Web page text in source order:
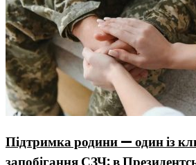
Підтримка родини — один із